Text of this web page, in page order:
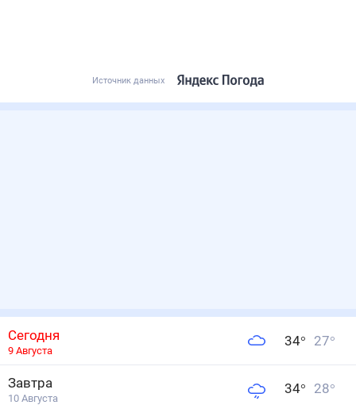
Источник данных
Сегодня
9 Августа
34° 27°
Завтра
10 Августа
34° 28°